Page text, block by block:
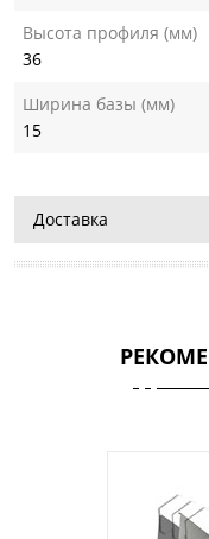
Высота профиля (мм)
36
Ширина базы (мм)
15
Доставка